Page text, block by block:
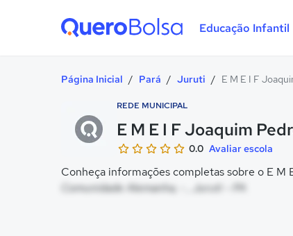
Educação Infantil
Página Inicial / Pará / Juruti / E M E I F
REDE MUNICIPAL
E M E I F Joaquim
0.0 Avaliar escola
Conheça informações completas sobre o E M
Comunidade Alemanha, - , Juruti - PA